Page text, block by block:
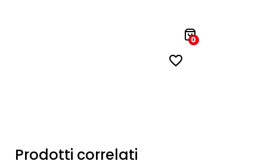
0
Prodotti correlati